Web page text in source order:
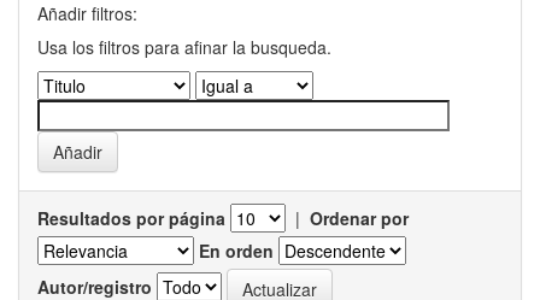
Añadir filtros:
Usa los filtros para afinar la busqueda.
Resultados por página | Ordenar por
En orden
Autor/registro